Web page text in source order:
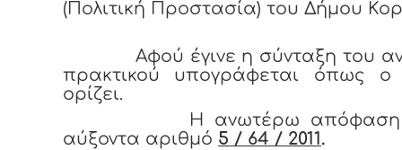
(Πολιτική Προστασία) του Δήμου
Αφού έγινε η σύνταξη του
πρακτικού υπογράφεται όπως ο
ορίζει.
Η ανωτέρω απόφαση
αύξοντα αριθμό 5 / 64 / 2011.